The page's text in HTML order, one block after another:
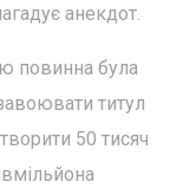
анекдот.
повинна була
титул
50 тисяч